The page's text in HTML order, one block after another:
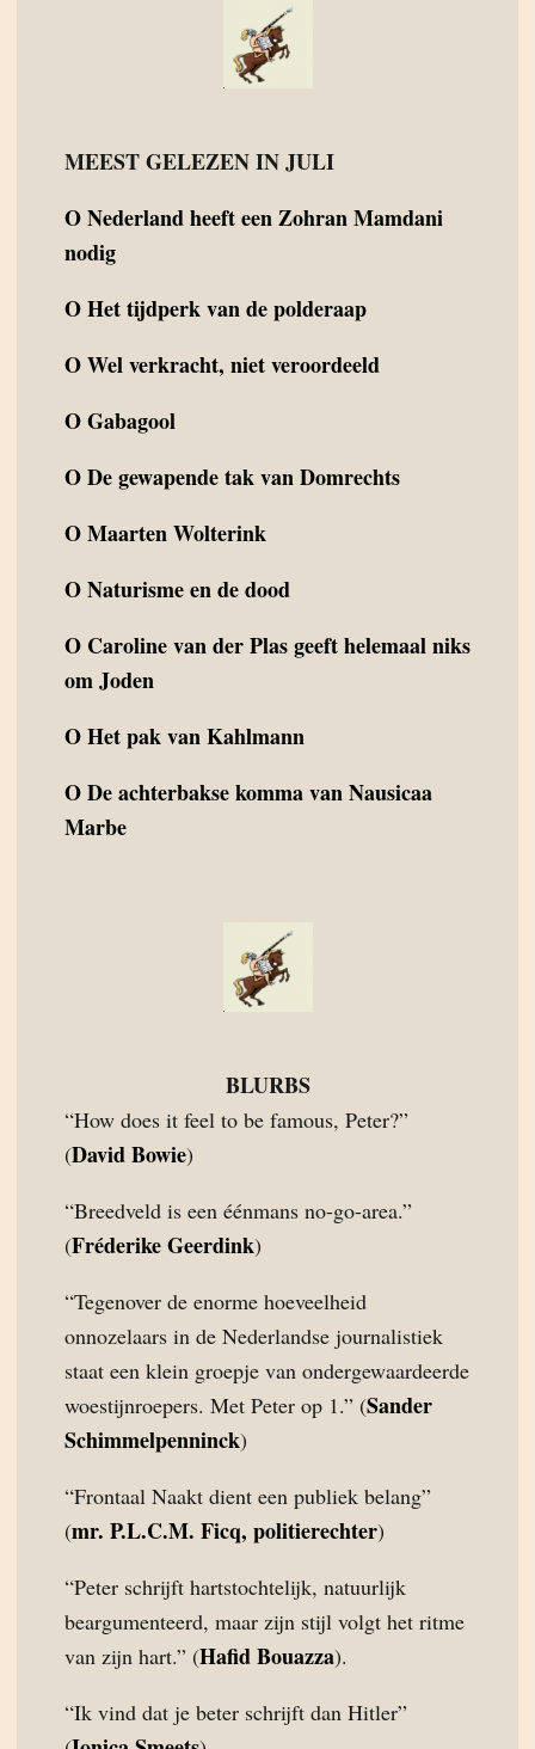
MEEST GELEZEN IN JULI
ONederland heeft een Zohran Mamdani
nodig
OHet tijdperk van de polderaap
OWel verkracht, niet veroordeeld
OGabagool
ODe gewapende tak van Domrechts
OMaarten Wolterink
ONaturisme en de dood
O Caroline van der Plas geeft helemaal niks
om Joden
OHet pak van Kahlmann
ODe achterbakse komma van Nausicaa
Marbe
BLURBS
“How does it feel to be famous, Peter?”
(David Bowie)
“Breedveld is een éénmans no-go-area.”
(Fréderike Geerdink)
“Tegenover de enorme hoeveelheid
onnozelaars in de Nederlandse journalistiek
staat een klein groepje van ondergewaardeerde
woestijnroepers. Met Peter op 1.” (Sander
Schimmelpenninck)
“Frontaal Naakt dient een publiek belang”
(mr. P.L.C.M. Ficq, politierechter)
“Peter schrijft hartstochtelijk, natuurlijk
beargumenteerd, maar zijn stijl volgt het ritme
van zijn hart.” (Hafid Bouazza).
“Ik vind dat je beter schrijft dan Hitler”